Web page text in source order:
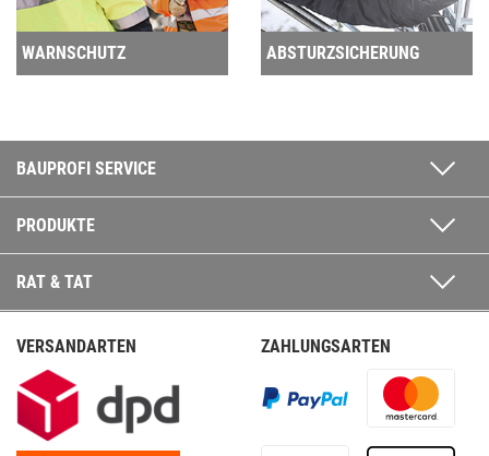
WARNSCHUTZ ABSTURZSICHERUNG
BAUPROFI SERVICE
PRODUKTE
RAT & TAT
VERSANDARTEN ZAHLUNGSARTEN